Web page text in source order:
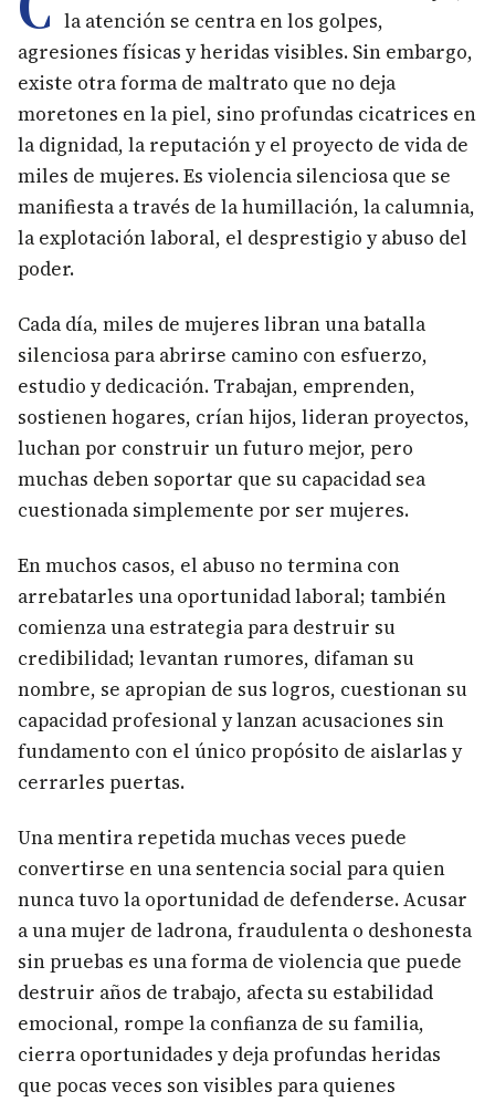
la atención se centra en los golpes,
agresiones físicas y heridas visibles. Sin embargo,
existe otra forma de maltrato que no deja
moretones en la piel, sino profundas cicatrices en
la dignidad, la reputación y el proyecto de vida de
miles de mujeres. Es violencia silenciosa que se
manifiesta a través de la humillación, la calumnia,
la explotación laboral, el desprestigio y abuso del
poder.
Cada día, miles de mujeres libran una batalla
silenciosa para abrirse camino con esfuerzo,
estudio y dedicación. Trabajan, emprenden,
sostienen hogares, crían hijos, lideran proyectos,
luchan por construir un futuro mejor, pero
muchas deben soportar que su capacidad sea
cuestionada simplemente por ser mujeres.
En muchos casos, el abuso no termina con
arrebatarles una oportunidad laboral; también
comienza una estrategia para destruir su
credibilidad; levantan rumores, difaman su
nombre, se apropian de sus logros, cuestionan su
capacidad profesional y lanzan acusaciones sin
fundamento con el único propósito de aislarlas y
cerrarles puertas.
Una mentira repetida muchas veces puede
convertirse en una sentencia social para quien
nunca tuvo la oportunidad de defenderse. Acusar
a una mujer de ladrona, fraudulenta o deshonesta
sin pruebas es una forma de violencia que puede
destruir años de trabajo, afecta su estabilidad
emocional, rompe la confianza de su familia,
cierra oportunidades y deja profundas heridas
que pocas veces son visibles para quienes